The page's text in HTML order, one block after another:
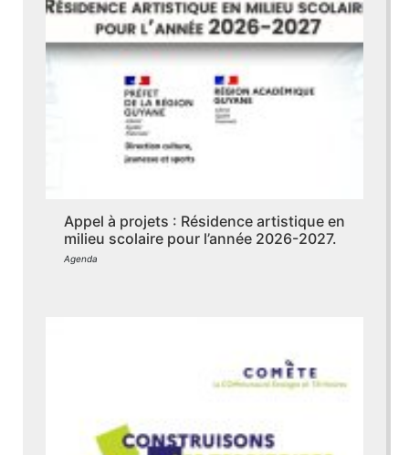
Appel à projets : Résidence artistique en
milieu scolaire pour l’année 2026-2027.
Agenda